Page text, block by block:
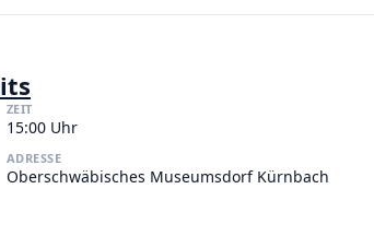
ZEIT
15:00 Uhr
ADRESSE
Oberschwäbisches Museumsdorf Kürnbach